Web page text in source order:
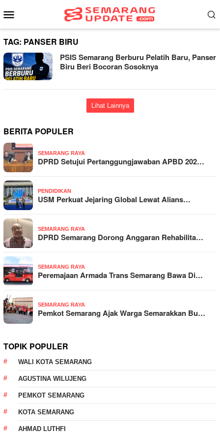
ke
Mobile
TAG: PANSER BIRU
PSIS Semarang Berburu Pelatih Baru, Panser
Biru Beri Bocoran Sosoknya
Lihat Lainnya
BERITA POPULER
SEMARANG RAYA
DPRD Setujui Pertanggungjawaban APBD 202…
PENDIDIKAN
USM Perkuat Jejaring Global Lewat Alians…
SEMARANG RAYA
DPRD Semarang Dorong Anggaran Rehabilita…
SEMARANG RAYA
Peremajaan Armada Trans Semarang Bawa Di…
SEMARANG RAYA
Pemkot Semarang Ajak Warga Semarakkan Bu…
TOPIK POPULER
WALI KOTA SEMARANG
AGUSTINA WILUJENG
PEMKOT SEMARANG
KOTA SEMARANG
AHMAD LUTHFI